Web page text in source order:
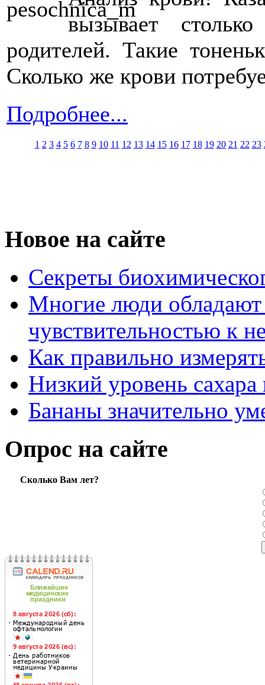
вызывает
родителей. Такие
Сколько же крови
Подробнее...
1 2 3 4 5 6 7 8 9 10 11 12 13 14 15 16 17 18 19 20 21 22 23
Новое на сайте
Секреты
Многие люди
чувствительностью к
Как правильно
Низкий уровень
Бананы значительно
Опрос на сайте
Сколько Вам лет?